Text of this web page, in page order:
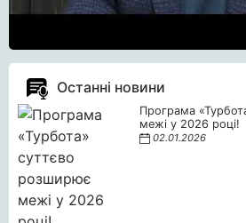
Останні новини
Програма
межі у 2026 році!
02.01.2026